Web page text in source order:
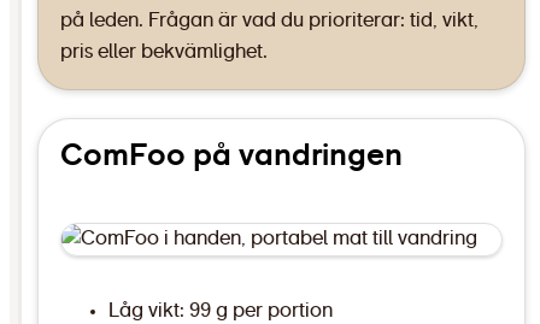
på leden. Frågan är vad du prioriterar: tid, vikt,
pris eller bekvämlighet.
ComFoo på vandringen
Låg vikt: 99 g per portion